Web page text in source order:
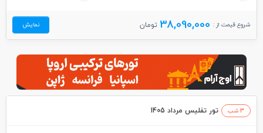
شروع قیمت از : 38,090,000 تومان نمایش
3 شب تور تفلیس مرداد 1405